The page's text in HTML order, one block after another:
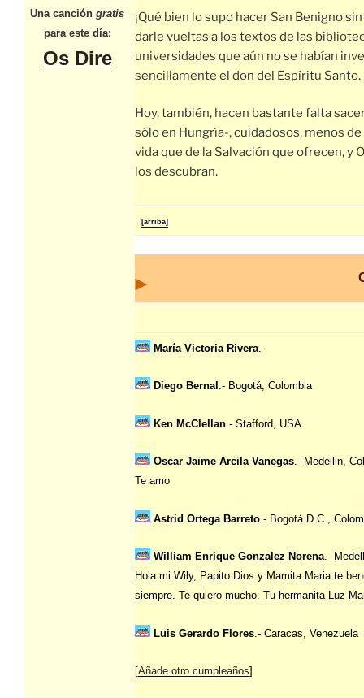
Una canción gratis
para este día:
Os Dire
¡Qué bien lo supo hacer San Benigno
darle vueltas a los textos de las
universidades que aún no se habían
sencillamente el don del Espíritu Santo.
Hoy, también, hacen bastante falta
sólo en Hungría-, cuidadosos, menos
vida que de la Salvación que ofrecen, y
los descubran.
[arriba]
María Victoria Rivera .-
Diego Bernal .- Bogotá, Colombia
Ken McClellan .- Stafford, USA
Oscar Jaime Arcila Vanegas.- Medellin,
Te amo
Astrid Ortega Barreto .- Bogotá D.C.,
William Enrique Gonzalez Norena.-
Hola mi Wily, Papito Dios y Mamita Maria te
siempre. Te quiero mucho. Tu hermanita Luz
Luis Gerardo Flores .- Caracas, Venezuela
[Añade otro cumpleaños]